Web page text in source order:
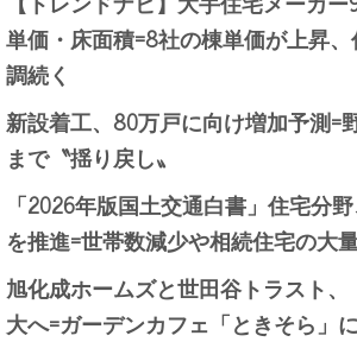
単価・床面積=8社の棟単価が上昇
調続く
新設着工、80万戸に向け増加予測=
まで〝揺り戻し〟
「2026年版国土交通白書」住宅分
を推進=世帯数減少や相続住宅の大
旭化成ホームズと世田谷トラスト
大へ=ガーデンカフェ「ときそら」